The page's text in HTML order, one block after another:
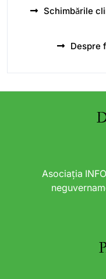
Schimbările
Despre
Asociația